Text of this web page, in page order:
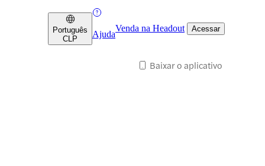
Português
CLP
Ajuda
Venda na Headout Acessar
Baixar o aplicativo